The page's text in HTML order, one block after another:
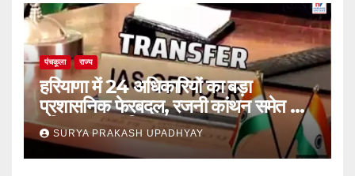
पंचकूला राज्य
हरियाणा में 24 अधिकारियों का बड़ा
प्रशासनिक फेरबदल, रजनी कांथन समेत कई
वरिष्ठ IAS शामिल
SURYA PRAKASH UPADHYAY